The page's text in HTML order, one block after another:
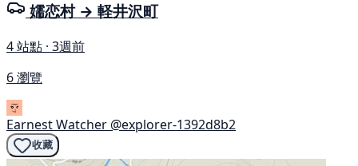
嬬恋村 → 軽井沢町
4 站點 · 3週前
6 瀏覽
Earnest Watcher @explorer-1392d8b2
收藏